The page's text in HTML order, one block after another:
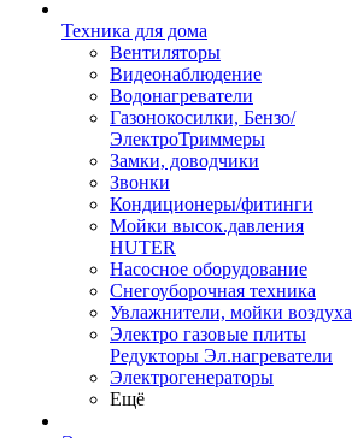
Техника для дома
Вентиляторы
Видеонаблюдение
Водонагреватели
Газонокосилки, Бензо/
ЭлектроТриммеры
Замки, доводчики
Звонки
Кондиционеры/фитинги
Мойки высок.давления
HUTER
Насосное оборудование
Снегоуборочная техника
Увлажнители, мойки воздуха
Электро газовые плиты
Редукторы Эл.нагреватели
Электрогенераторы
Ещё